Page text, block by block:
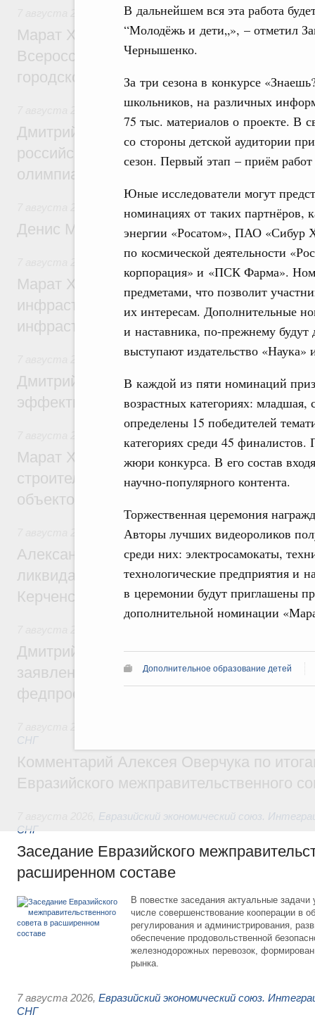
В дальнейшем вся эта работа
“Молодёжь и дети„», – отметил
Чернышенко.
За три сезона в конкурсе
школьников, на различных
75 тыс. материалов о проекте. В
со стороны детской аудитории
сезон. Первый этап – приём
Юные исследователи могут
номинациях от таких партнёров,
энергии «Росатом», ПАО «Сибур
по космической деятельности
корпорация» и «ПСК Фарма».
предметами, что позволит
их интересам. Дополнительные
и наставника, по‑прежнему
выступают издательство
В каждой из пяти номинаций
возрастных категориях:
определены 15 победителей
категориях среди 45
жюри конкурса. В его состав
научно-популярного контента.
Торжественная церемония
Авторы лучших видеороликов
среди них: электросамокаты,
технологические предприятия и
в церемонии будут приглашены
дополнительной номинации
Дополнительное образование детей
Экономика городов. Городская среда
Марат Хуснуллин провёл заседание
Всероссийского конкурса лучших
городской среды
Отрасль информационных технологий
Дмитрий Чернышенко и Сергей Кравцов
российскую сборную с победой на
олимпиаде по искусственному
Общие вопросы промышленной политики
Денис Мантуров посетил Ярославскую
Бюджеты субъектов Федерации.
Марат Хуснуллин: 15 объектов
инфраструктуры построили и обновили
инфраструктурным кредитам
Развитие сельских территорий
Дмитрий Патрушев: Синхронизация
эффективность поддержки сельских
Экономика городов. Городская среда
Марат Хуснуллин: «Единый заказчик»
строительство и реконструкцию более
объектов
Чрезвычайные ситуации и ликвидация их
Александр Козлов провёл заседание
ликвидации последствий чрезвычайной
Керченском проливе
Дмитрий Чернышенко: Установлен
заявлений от абитуриентов колледжей и
федпроекта «Профессионалитет»
СНГ
Комментарий Алексея Оверчука по
Евразийского межправительственного
Евразийский экономический союз.
СНГ
Заседание Евразийского
расширенном составе
В повестке заседания актуальные задачи
числе совершенствование кооперации в
регулирования и администрирования,
обеспечение продовольственной
железнодорожных перевозок,
рынка.
7 августа 2026, Евразийский экономический союз.
СНГ